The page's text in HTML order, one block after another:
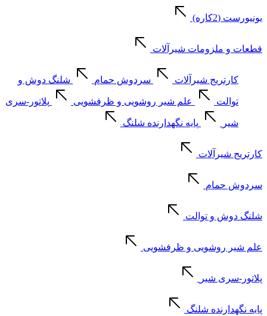
یونیورست (2کاره)
قطعات و ملزومات شیرآلات
کارتریج شیرآلات سردوش حمام شلنگ دوش و
توالت علم شیر روشویی و ظرفشویی پلاتور-سری
شیر پایه نگهدارنده شلنگ
کارتریج شیرآلات
سردوش حمام
شلنگ دوش و توالت
علم شیر روشویی و ظرفشویی
پلاتور-سری شیر
پایه نگهدارنده شلنگ